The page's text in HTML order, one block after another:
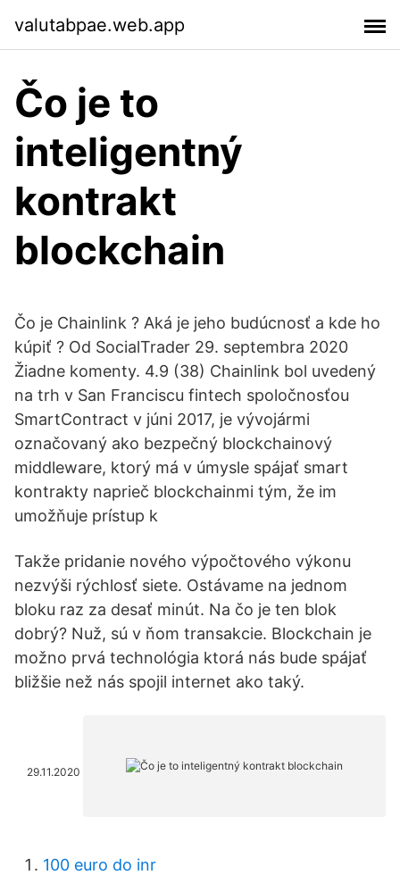
valutabpae.web.app
Čo je to
inteligentný
kontrakt
blockchain
Čo je Chainlink ? Aká je jeho budúcnosť a kde ho
kúpiť ? Od SocialTrader 29. septembra 2020
Žiadne komenty. 4.9 (38) Chainlink bol uvedený
na trh v San Franciscu fintech spoločnosťou
SmartContract v júni 2017, je vývojármi
označovaný ako bezpečný blockchainový
middleware, ktorý má v úmysle spájať smart
kontrakty naprieč blockchainmi tým, že im
umožňuje prístup k
Takže pridanie nového výpočtového výkonu
nezvýši rýchlosť siete. Ostávame na jednom
bloku raz za desať minút. Na čo je ten blok
dobrý? Nuž, sú v ňom transakcie. Blockchain je
možno prvá technológia ktorá nás bude spájať
bližšie než nás spojil internet ako taký.
29.11.2020
100 euro do inr